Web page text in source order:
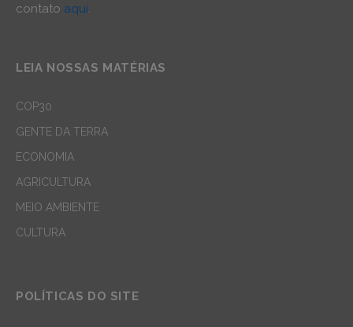
contato aqui.
LEIA NOSSAS MATÉRIAS
COP30
GENTE DA TERRA
ECONOMIA
AGRICULTURA
MEIO AMBIENTE
CULTURA
POLÍTICAS DO SITE